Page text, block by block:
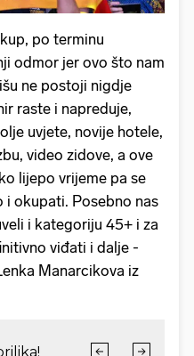
po terminu
odmor jer ovo što nam
ne postoji nigdje
raste i napreduje,
uvjete, novije hotele,
video zidove, a ove
lijepo vrijeme pa se
i okupati. Posebno nas
i kategoriju 45+ i za
viđati i dalje -
Manarcikova iz